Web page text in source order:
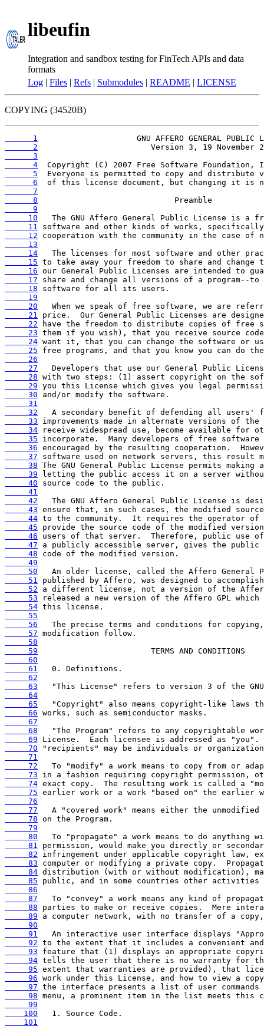
libeufin
Integration and sandbox testing for FinTech APIs and data
formats
Log | Files | Refs | Submodules | README | LICENSE
COPYING (34520B)
      1
      2
      3
      4
      5
      6
      7
      8
      9
     10
     11
     12
     13
     14
     15
     16
     17
     18
     19
     20
     21
     22
     23
     24
     25
     26
     27
     28
     29
     30
     31
     32
     33
     34
     35
     36
     37
     38
     39
     40
     41
     42
     43
     44
     45
     46
     47
     48
     49
     50
     51
     52
     53
     54
     55
     56
     57
     58
     59
     60
     61
     62
     63
     64
     65
     66
     67
     68
     69
     70
     71
     72
     73
     74
     75
     76
     77
     78
     79
     80
     81
     82
     83
     84
     85
     86
     87
     88
     89
     90
     91
     92
     93
     94
     95
     96
     97
     98
     99
    100
    101